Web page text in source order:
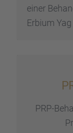
einer
Erbium Yag
PRP-